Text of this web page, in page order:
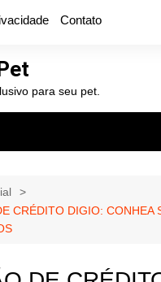
Contato
para seu pet.
CRÉDITO DIGIO: CONHEA